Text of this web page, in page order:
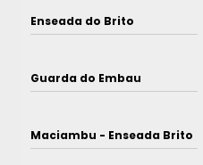
Enseada do Brito
Guarda do Embau
Maciambu - Enseada Brito